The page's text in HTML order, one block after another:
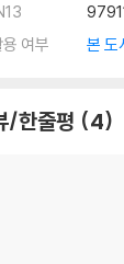
여부
본 도
/한줄평 4